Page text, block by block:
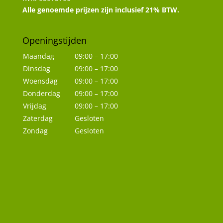
Alle genoemde prijzen zijn inclusief 21% BTW.
Openingstijden
Maandag
09:00 – 17:00
Dinsdag
09:00 – 17:00
Woensdag
09:00 – 17:00
Donderdag
09:00 – 17:00
Vrijdag
09:00 – 17:00
Zaterdag
Gesloten
Zondag
Gesloten